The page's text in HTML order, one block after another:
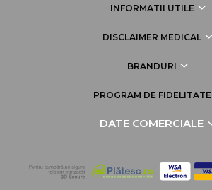
INFORMATII UTILE
DISCLAIMER MEDICAL
BRANDURI
PROGRAM DE FIDELITATE
DATE COMERCIALE